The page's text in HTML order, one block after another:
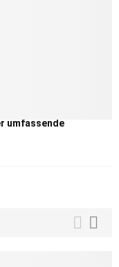
umfassende